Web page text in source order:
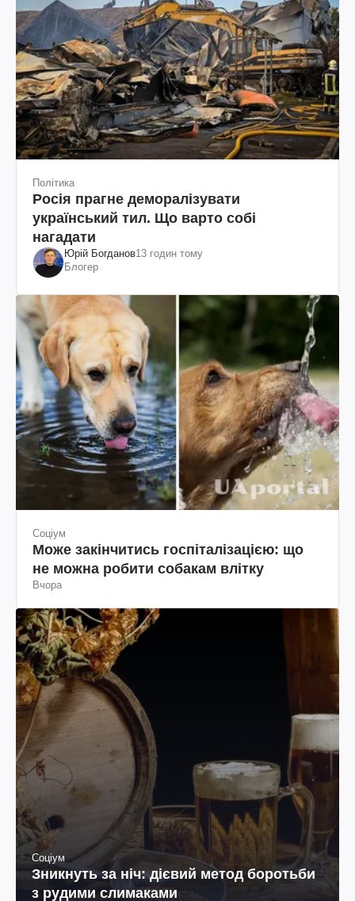
Політика
Росія прагне деморалізувати
український тил. Що варто собі
нагадати
Юрій Богданов13 годин тому
Блогер
Соціум
Може закінчитись госпіталізацією: що
не можна робити собакам влітку
Вчора
Соціум
Зникнуть за ніч: дієвий метод боротьби
з рудими слимаками